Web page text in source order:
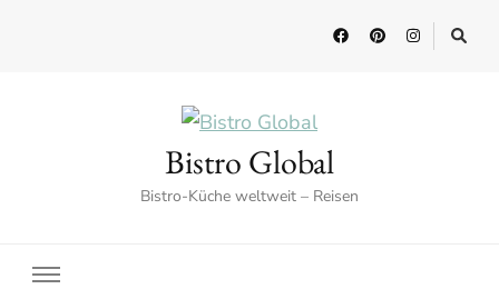
Bistro Global
Bistro-Küche weltweit – Reisen